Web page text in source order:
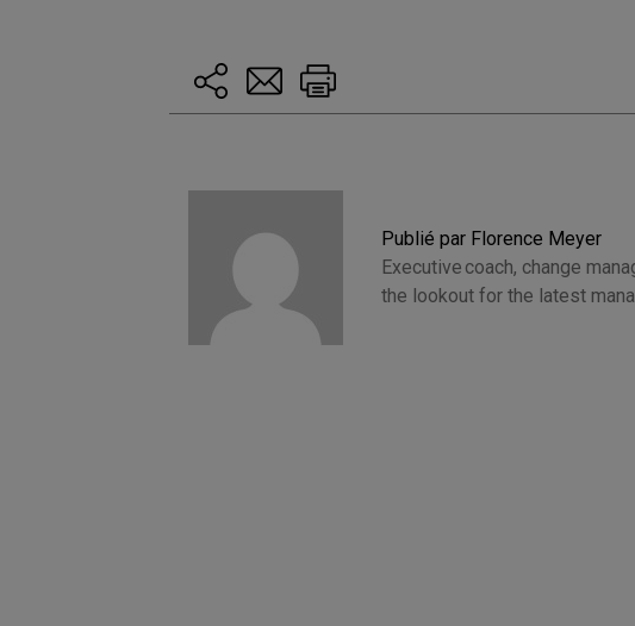
Publié par Florence Meyer
Executive coach, change
the lookout for the latest